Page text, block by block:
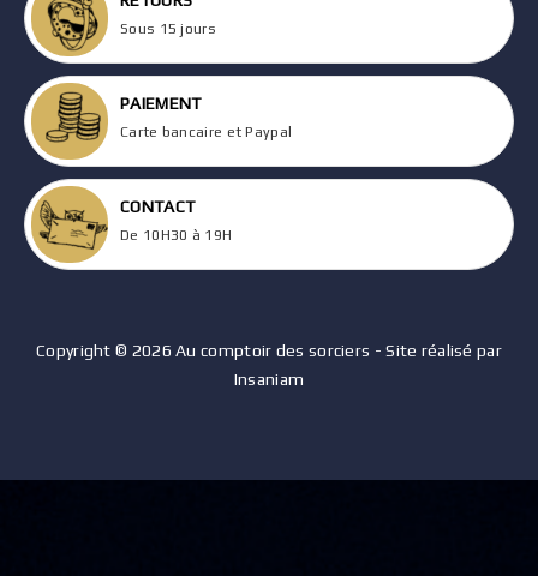
Sous 15 jours
PAIEMENT
Carte bancaire et Paypal
CONTACT
De 10H30 à 19H
Copyright © 2026 Au comptoir des sorciers - Site réalisé par
Insaniam